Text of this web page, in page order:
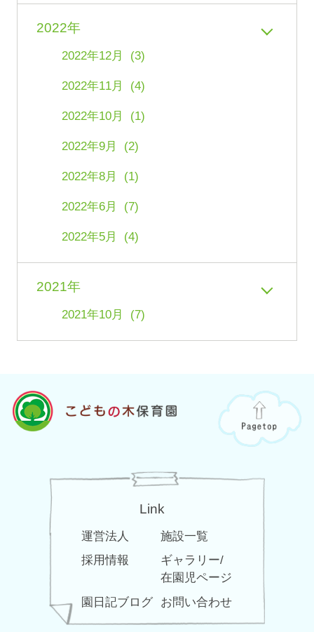
2022年
2022年12月 (3)
2022年11月 (4)
2022年10月 (1)
2022年9月 (2)
2022年8月 (1)
2022年6月 (7)
2022年5月 (4)
2021年
2021年10月 (7)
Link
運営法人
施設一覧
採用情報
ギャラリー/
在園児ページ
園日記ブログ
お問い合わせ